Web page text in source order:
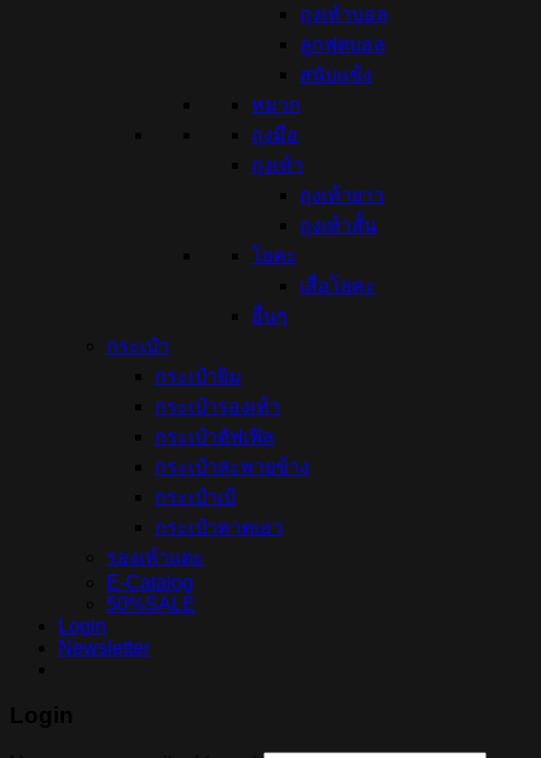
ถุงเท้าบอล
ลูกฟุตบอล
สนับแข้ง
หมวก
ถุงมือ
ถุงเท้า
ถุงเท้ายาว
ถุงเท้าสั้น
โยคะ
เสื่อโยคะ
อื่นๆ
กระเป๋า
กระเป๋ายิม
กระเป๋ารองเท้า
กระเป๋าดัฟเฟิล
กระเป๋าสะพายข้าง
กระเป๋าเป้
กระเป๋าคาดเอว
รองเท้าแตะ
E-Catalog
50%SALE
Login
Newsletter